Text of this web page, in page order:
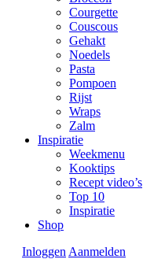
Courgette
Couscous
Gehakt
Noedels
Pasta
Pompoen
Rijst
Wraps
Zalm
Inspiratie
Weekmenu
Kooktips
Recept video’s
Top 10
Inspiratie
Shop
Inloggen Aanmelden